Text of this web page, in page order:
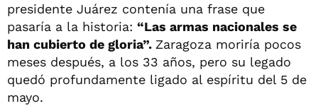
presidente Juárez contenía una frase que
pasaría a la historia: “Las armas nacionales se
han cubierto de gloria”. Zaragoza moriría pocos
meses después, a los 33 años, pero su legado
quedó profundamente ligado al espíritu del 5 de
mayo.